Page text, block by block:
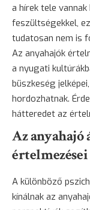
a hírek tele
feszültségekkel,
tudatosan nem is
Az anyahajók
a nyugati
büszkeség
hordozhatnak.
hátteredet az
Az anyahajó
értelmezései
A különböző
kínálnak az